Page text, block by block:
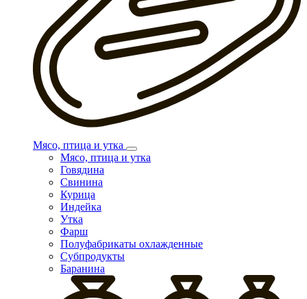
Мясо, птица и утка
Мясо, птица и утка
Говядина
Свинина
Курица
Индейка
Утка
Фарш
Полуфабрикаты охлажденные
Субпродукты
Баранина